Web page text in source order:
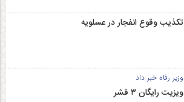
تکذیب وقوع انفجار در عسلویه
وزیر رفاه خبر داد
ویزیت رایگان ۳ قشر